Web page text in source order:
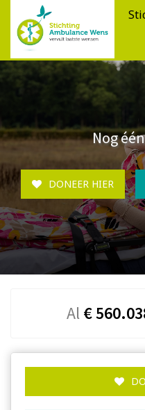
Nog
DONEER HIER
Al€